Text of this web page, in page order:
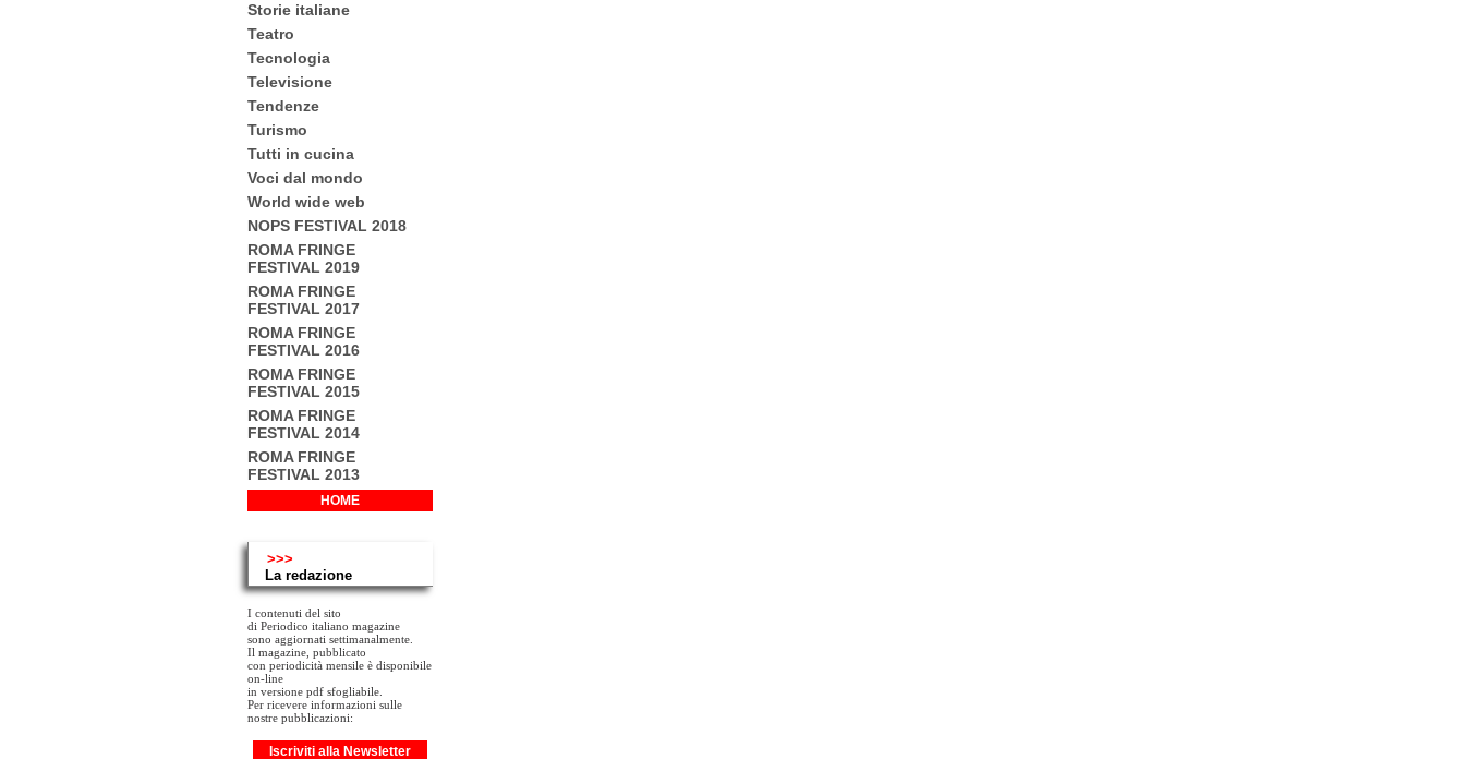
Storie italiane
Teatro
Tecnologia
Televisione
Tendenze
Turismo
Tutti in cucina
Voci dal mondo
World wide web
NOPS FESTIVAL 2018
ROMA FRINGE
FESTIVAL 2019
ROMA FRINGE
FESTIVAL 2017
ROMA FRINGE
FESTIVAL 2016
ROMA FRINGE
FESTIVAL 2015
ROMA FRINGE
FESTIVAL 2014
ROMA FRINGE
FESTIVAL 2013
HOME
>>>
La redazione
I contenuti del sito
di Periodico italiano magazine
sono aggiornati settimanalmente.
Il magazine, pubblicato
con periodicità mensile è disponibile
on-line
in versione pdf sfogliabile.
Per ricevere informazioni sulle
nostre pubblicazioni:
Iscriviti alla Newsletter